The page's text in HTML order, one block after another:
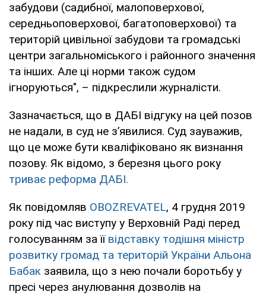
забудови (садибної, малоповерхової,
середньоповерхової, багатоповерхової) та
територій цивільної забудови та громадські
центри загальноміського i районного значення
та інших. Але ці норми також судом
ігноруються", – підкреслили журналісти.
Зазначається, що в ДАБІ відгуку на цей позов
не надали, в суд не з’явилися. Суд зауважив,
що це може бути кваліфіковано як визнання
позову. Як відомо, з березня цього року
триває реформа ДАБІ.
Як повідомляв OBOZREVATEL, 4 грудня 2019
року під час виступу у Верховній Раді перед
голосуванням за її відставку тодішня міністр
розвитку громад та територій України Альона
Бабак заявила, що з нею почали боротьбу у
пресі через анулювання дозволів на